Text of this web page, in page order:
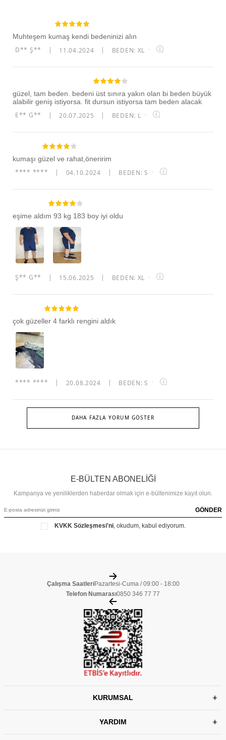
Muhteşem kumaş kendi bedeninizi alın
D** Ş** 11.04.2024 BEDEN: XL ·
güzel, tam beden. bedeni üst sınıra yakın olan bi beden büyük
alabilir geniş istiyorsa. fit dursun istiyorsa tam beden alacak
E** G** 20.07.2025 BEDEN: L ·
kumaşı güzel ve rahat,öneririm
**** **** 04.10.2024 BEDEN: S ·
eşime aldım 93 kg 183 boy iyi oldu
Ş** G** 15.06.2025 BEDEN: XL ·
çok güzeller 4 farklı rengini aldık
**** **** 20.08.2024 BEDEN: S ·
DAHA FAZLA YORUM GÖSTER
E-BÜLTEN ABONELİĞİ
Kampanya ve yeniliklerden haberdar olmak için e-bültenimize kayıt olun.
GÖNDER
KVKK Sözleşmesi'ni, okudum, kabul ediyorum.
Çalışma SaatleriPazartesi-Cuma / 09:00 - 18:00
Telefon Numarası0850 346 77 77
KURUMSAL
YARDIM